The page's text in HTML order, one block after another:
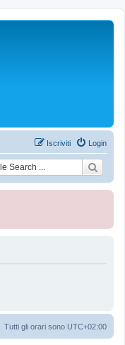
Login
Iscriviti
Tutti gli orari sono UTC+02:00